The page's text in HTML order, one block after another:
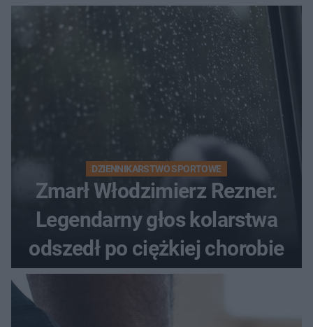
DZIENNIKARSTWO SPORTOWE
Zmarł Włodzimierz Rezner.
Legendarny głos kolarstwa
odszedł po ciężkiej chorobie